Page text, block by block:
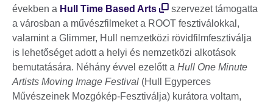
években a Hull Time Based Arts
szervezet támogatta
a városban a művészfilmeket a ROOT fesztiválokkal,
valamint a Glimmer, Hull nemzetközi rövidfilmfesztiválja
is lehetőséget adott a helyi és nemzetközi alkotások
bemutatására. Néhány évvel ezelőtt a Hull One Minute
Artists Moving Image Festival (Hull Egyperces
Művészeinek Mozgókép-Fesztiválja) kurátora voltam,